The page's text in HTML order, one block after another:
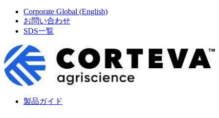
Corporate Global (English)
お問い合わせ
SDS一覧
製品ガイド